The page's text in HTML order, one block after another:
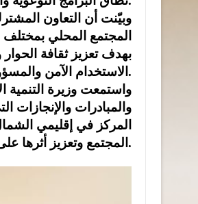
وبيّنت أن التعاون
المجتمع المحلي
بهدف تعزيز ثقافة
الاستخدام الآمن والمسؤول لوسائل التواصل الاجتماعي.
واستمعت وزيرة التنمية
والمبادرات والإنجازات
المركز في إقليمي
المجتمع وتعزيز أثرها على مستوى المملكة.